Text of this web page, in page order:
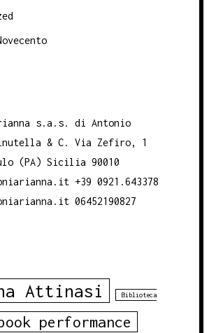
s.a.s. di Antonio
& C. Via Zefiro, 1
(PA) Sicilia 90010
+39 0921.643378
06452190827
Attinasi Biblioteca
performance